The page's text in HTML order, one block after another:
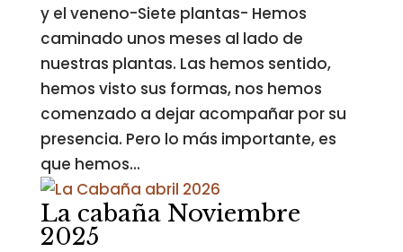
y el veneno-Siete plantas- Hemos
caminado unos meses al lado de
nuestras plantas. Las hemos sentido,
hemos visto sus formas, nos hemos
comenzado a dejar acompañar por su
presencia. Pero lo más importante, es
que hemos...
La cabaña Noviembre
2025